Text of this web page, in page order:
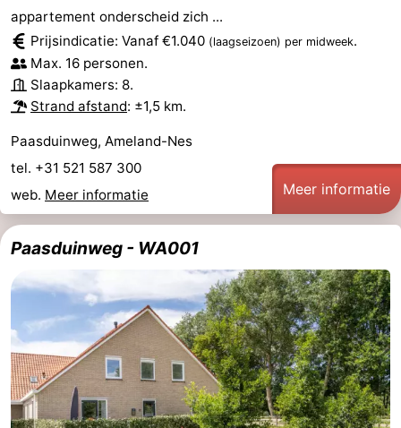
appartement onderscheid zich ...
Prijsindicatie: Vanaf €1.040 (laagseizoen) per midweek.
Max. 16 personen.
Slaapkamers: 8.
Strand afstand: ±1,5 km.
Paasduinweg, Ameland-Nes
tel. +31 521 587 300
web. Meer informatie Meer informatie
Paasduinweg - WA001